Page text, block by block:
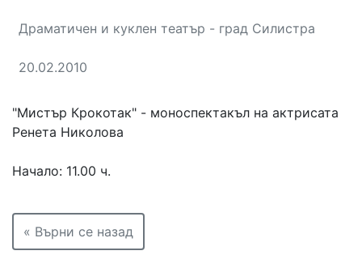
Драматичен и куклен театър - град Силистра
20.02.2010
"Мистър Крокотак" - моноспектакъл на актрисата
Ренета Николова
Начало: 11.00 ч.
« Върни се назад